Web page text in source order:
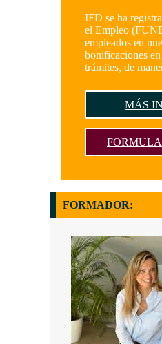
IFD se ha
el Empleo
empleados en
bonificaciones
trámites, de
MÁS
FORMADOR: